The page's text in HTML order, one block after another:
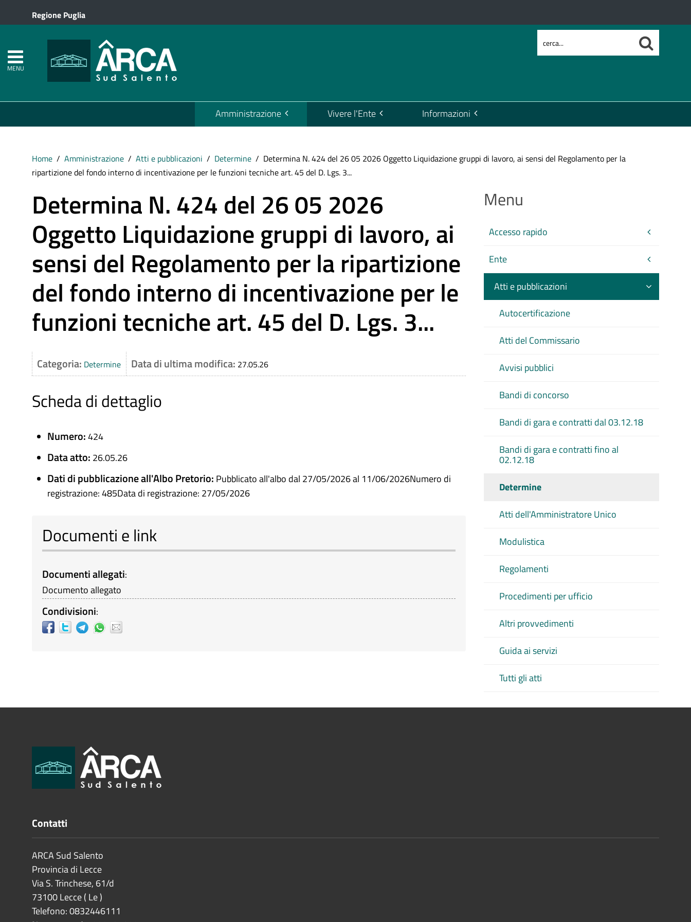
Regione Puglia
MENU
Amministrazione Vivere l'Ente Informazioni
Home Amministrazione Atti e pubblicazioni Determine
Determina N. 424 del 26 05 2026 Oggetto Liquidazione gruppi di lavoro, ai sensi del Regolamento per la
ripartizione del fondo interno di incentivazione per le funzioni tecniche art. 45 del D. Lgs. 3...
Determina N. 424 del 26 05 2026
Oggetto Liquidazione gruppi di lavoro, ai
sensi del Regolamento per la ripartizione
del fondo interno di incentivazione per le
funzioni tecniche art. 45 del D. Lgs. 3...
Categoria: Determine Data di ultima modifica: 27.05.26
Scheda di dettaglio
Numero:424
Data atto: 26.05.26
Dati di pubblicazione all'Albo Pretorio: Pubblicato all'albo dal 27/05/2026 al 11/06/2026Numero di
registrazione: 485Data di registrazione: 27/05/2026
Documenti e link
Documenti allegati:
Documento allegato
Condivisioni:
Menu
Accesso rapido
Ente
Atti e pubblicazioni
Autocertificazione
Atti del Commissario
Avvisi pubblici
Bandi di concorso
Bandi di gara e contratti dal 03.12.18
Bandi di gara e contratti fino al
02.12.18
Determine
Atti dell'Amministratore Unico
Modulistica
Regolamenti
Procedimenti per ufficio
Altri provvedimenti
Guida ai servizi
Tutti gli atti
Contatti
ARCA Sud Salento
Provincia di Lecce
Via S. Trinchese, 61/d
73100Lecce( Le)
Telefono: 0832446111